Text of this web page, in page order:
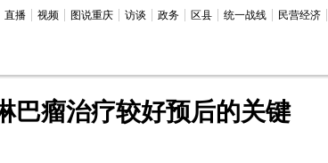
直播 视频 图说重庆 访谈 政务 区县 统一战线 民营经济
巴瘤治疗较好预后的关键